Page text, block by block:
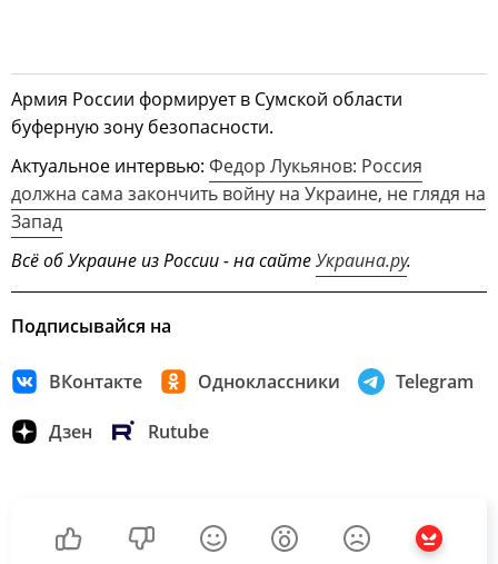
Армия России формирует в Сумской области
буферную зону безопасности.
Актуальное интервью: Федор Лукьянов: Россия
должна сама закончить войну на Украине, не глядя на
Запад
Всё об Украине из России - на сайтеУкраина.ру.
Подписывайся на
ВКонтакте Одноклассники Telegram
Дзен Rutube